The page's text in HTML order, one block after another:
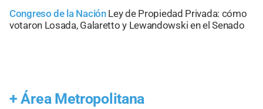
Congreso de la Nación Ley de Propiedad Privada: cómo
votaron Losada, Galaretto y Lewandowski en el Senado
+ Área Metropolitana